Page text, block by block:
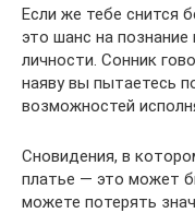
Если же тебе снится
это шанс на познание
личности. Сонник
наяву вы пытаетесь
возможностей
Сновидения, в
платье — это может
можете потерять